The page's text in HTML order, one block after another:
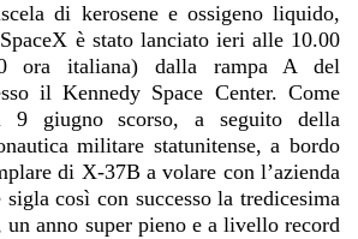
di kerosene e ossigeno liquido,
è stato lanciato ieri alle 10.00
ora italiana) dalla rampa A del
il Kennedy Space Center. Come
9 giugno scorso, a seguito della
militare statunitense, a bordo
di X-37B a volare con l’azienda
così con successo la tredicesima
un anno super pieno e a livello record